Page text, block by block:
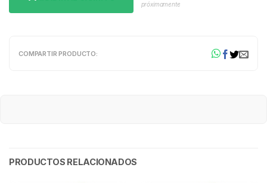
próximamente
COMPARTIR PRODUCTO:
PRODUCTOS RELACIONADOS